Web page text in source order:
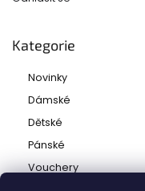
Kategorie
Novinky
Dámské
Dětské
Pánské
Vouchery